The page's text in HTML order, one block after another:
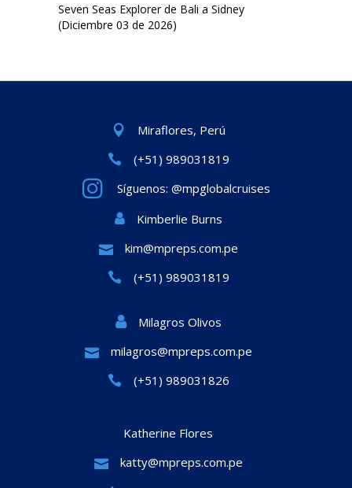
Seven Seas Explorer de Bali a Sidney
(Diciembre 03 de 2026)
Miraflores, Perú
(+51) 989031819
Síguenos: @mpglobalcruises
Kimberlie Burns
kim@mpreps.com.pe
(+51) 989031819
Milagros Olivos
milagros@mpreps.com.pe
(+51) 989031826
Katherine Flores
katty@mpreps.com.pe